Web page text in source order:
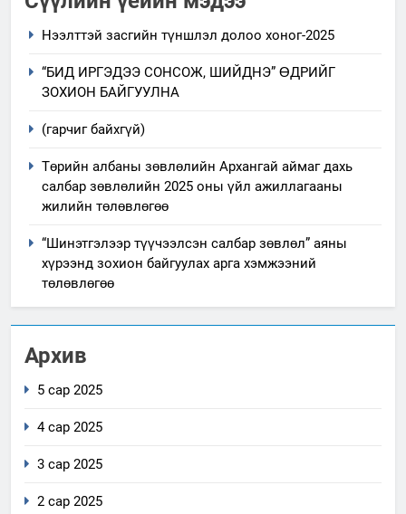
Нээлттэй засгийн түншлэл долоо хоног-2025
“БИД ИРГЭДЭЭ СОНСОЖ, ШИЙДНЭ” ӨДРИЙГ
ЗОХИОН БАЙГУУЛНА
(гарчиг байхгүй)
Төрийн албаны зөвлөлийн Архангай аймаг дахь
салбар зөвлөлийн 2025 оны үйл ажиллагааны
жилийн төлөвлөгөө
“Шинэтгэлээр түүчээлсэн салбар зөвлөл” аяны
хүрээнд зохион байгуулах арга хэмжээний
төлөвлөгөө
Архив
5 сар 2025
4 сар 2025
3 сар 2025
2 сар 2025